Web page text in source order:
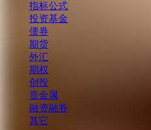
指标公式
投资基金
债券
期货
外汇
期权
创投
贵金属
融资融券
其它